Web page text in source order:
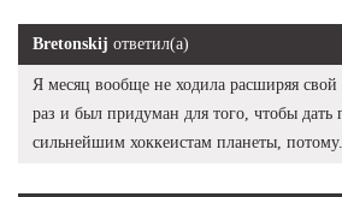
Bretonskij ответил(а)
Я месяц вообще не ходила расширяя
раз и был придуман для того, чтобы дать
сильнейшим хоккеистам планеты, потому.